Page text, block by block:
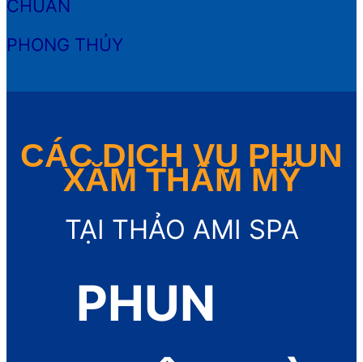
CHUẨN
PHONG THỦY
CÁC DỊCH VỤ PHUN
XĂM THẨM MỸ
TẠI THẢO AMI SPA
PHUN